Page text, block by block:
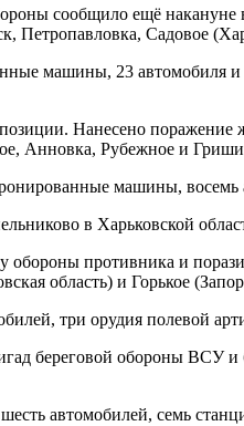
сообщило ещё
Петропавловка, Садовое
машины, 23 автомобиля
Нанесено
Анновка, Рубежное и
машины, восемь
в Харьковской
противника и
область) и Горькое
три орудия полевой
береговой обороны ВСУ
автомобилей, семь